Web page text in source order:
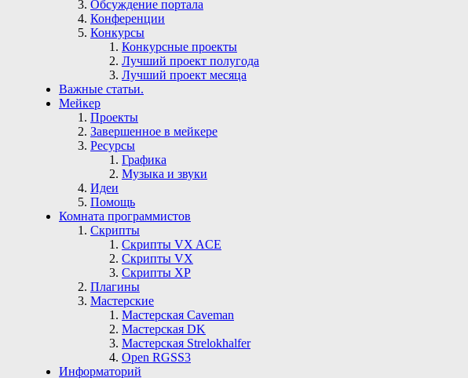
Обсуждение портала
Конференции
Конкурсы
Конкурсные проекты
Лучший проект полугода
Лучший проект месяца
Важные статьи.
Мейкер
Проекты
Завершенное в мейкере
Ресурсы
Графика
Музыка и звуки
Идеи
Помощь
Комната программистов
Скрипты
Скрипты VX ACE
Скрипты VX
Скрипты ХР
Плагины
Мастерские
Мастерская Сaveman
Мастерская DK
Мастерская Strelokhalfer
Open RGSS3
Информаторий